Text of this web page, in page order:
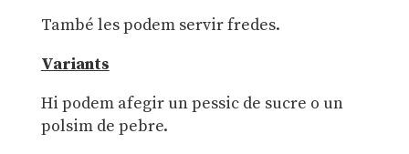
També les podem servir fredes.
Variants
Hi podem afegir un pessic de sucre o un
polsim de pebre.